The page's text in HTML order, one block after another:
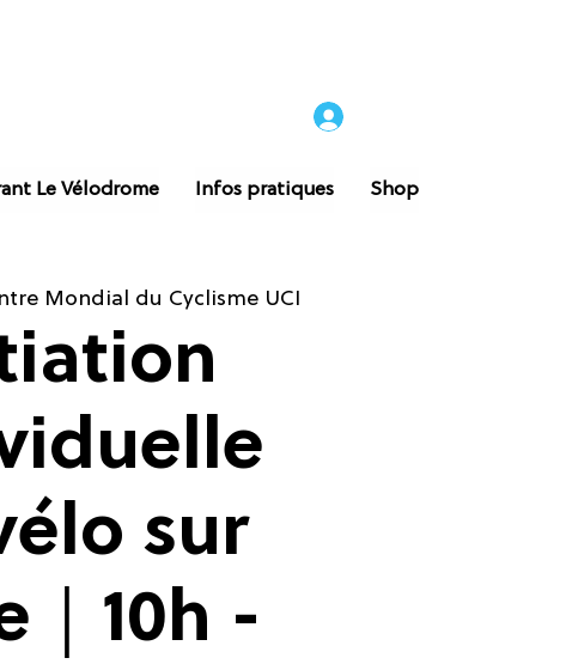
Le Vélodrome Infos pratiques Shop
Mondial du Cyclisme UCI
sur
10h -